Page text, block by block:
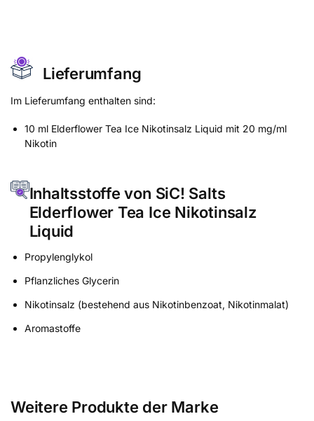
Lieferumfang
Im Lieferumfang enthalten sind:
10 ml Elderflower Tea Ice Nikotinsalz Liquid mit 20 mg/ml
Nikotin
Inhaltsstoffe von SiC! Salts
Elderflower Tea Ice Nikotinsalz
Liquid
Propylenglykol
Pflanzliches Glycerin
Nikotinsalz (bestehend aus Nikotinbenzoat, Nikotinmalat)
Aromastoffe
Weitere Produkte der Marke